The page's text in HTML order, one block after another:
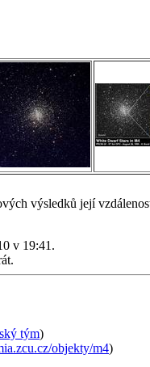
the EU cookie law
výsledků její
v 19:41.
tým)
objekty/m4)